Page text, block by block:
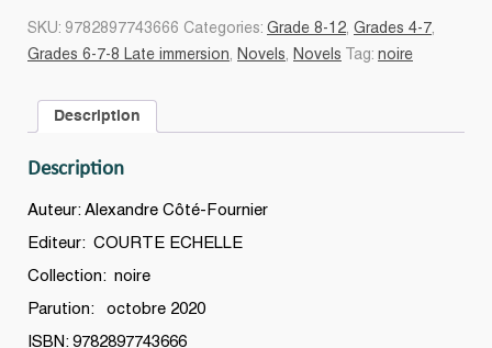
SKU: 9782897743666 Categories: Grade 8-12, Grades 4-7,
Grades 6-7-8 Late immersion, Novels, Novels Tag: noire
Description
Description
Auteur: Alexandre Côté-Fournier
Editeur: COURTE ECHELLE
Collection: noire
Parution: octobre 2020
ISBN: 9782897743666